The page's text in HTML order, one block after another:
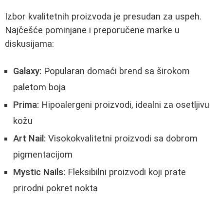
Izbor kvalitetnih proizvoda je presudan za uspeh.
Najčešće pominjane i preporučene marke u
diskusijama:
Galaxy: Popularan domaći brend sa širokom
paletom boja
Prima: Hipoalergeni proizvodi, idealni za osetljivu
kožu
Art Nail: Visokokvalitetni proizvodi sa dobrom
pigmentacijom
Mystic Nails: Fleksibilni proizvodi koji prate
prirodni pokret nokta